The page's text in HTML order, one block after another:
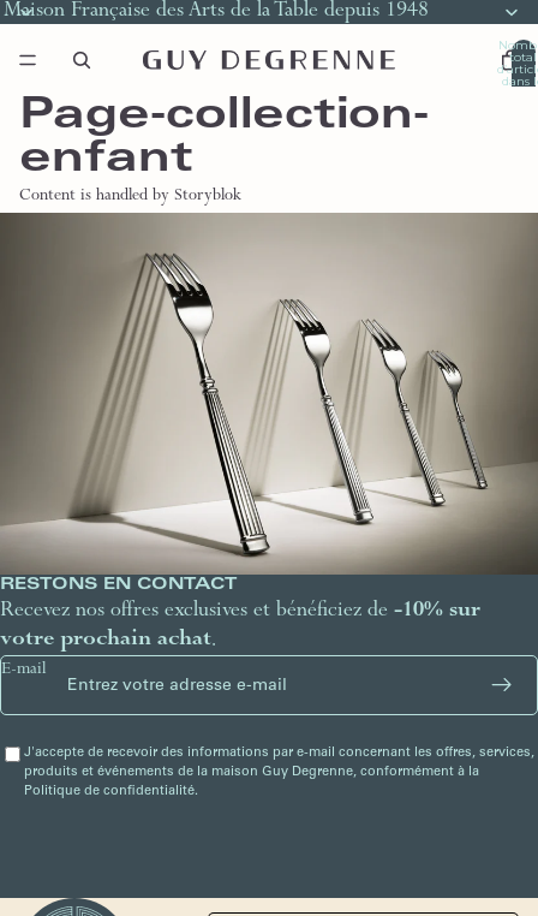
Maison Française des Arts de la Table depuis 1948
total
dans
Page-collection-
enfant
Content is handled by Storyblok
RESTONS EN CONTACT
Recevez nos offres exclusives et bénéficiez de -10% sur
votre prochain achat.
E-mail
J'accepte de recevoir des informations par e-mail concernant les offres, services,
produits et événements de la maison Guy Degrenne, conformément à la
Politique de confidentialité.